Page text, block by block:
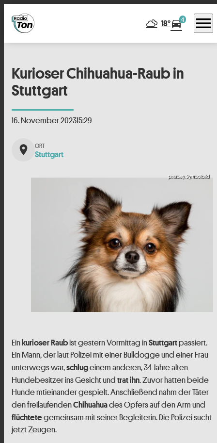
18°directions_car4 menu
Kurioser Chihuahua-Raub in
Stuttgart
16. November 202315:29
place Stuttgart
pixabay, Symbolbild
Einkurioser Raubist gestern Vormittag inStuttgartpassiert.
Ein Mann, der laut Polizei mit einer Bulldogge und einer Frau
unterwegs war,schlugeinem anderen, 34 Jahre alten
Hundebesitzer ins Gesicht und trat ihn. Zuvor hatten beide
Hunde mtieinander gespielt. Anschließend nahm der Täter
den freilaufendenChihuahuades Opfers auf den Arm und
flüchtetegemeinsam mit seiner Begleiterin. Die Polizei sucht
jetzt Zeugen.